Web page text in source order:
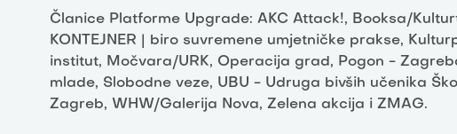
Članice Platforme Upgrade: AKC Attack!, Booksa/
KONTEJNER | biro suvremene umjetničke prakse,
institut, Močvara/URK, Operacija grad, Pogon -
mlade, Slobodne veze, UBU - Udruga bivših učenika
Zagreb, WHW/Galerija Nova, Zelena akcija i ZMAG.